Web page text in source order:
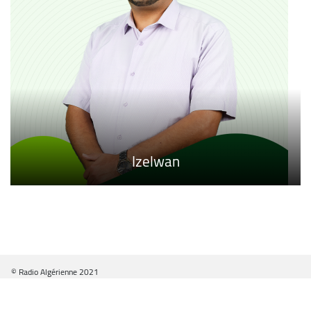
Hanut
Izelwan
Cfawat
© Radio Algérienne 2021